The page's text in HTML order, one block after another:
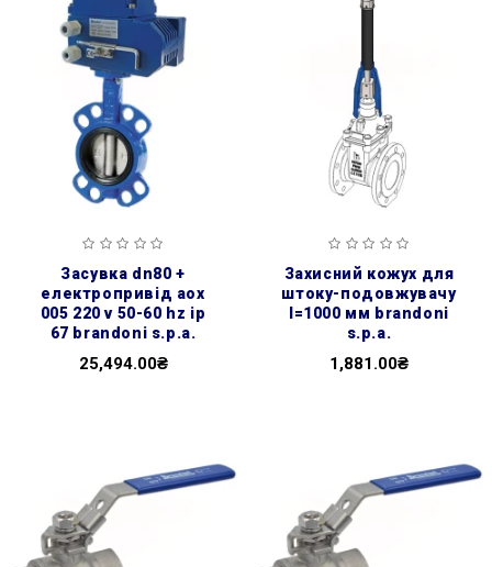
засувка dn80 +
електропривід aox
005 220 v 50-60 hz ip
67 brandoni s.p.a.
25,494.00₴
захисний кожух для
штоку-подовжувачу
l=1000 мм brandoni
s.p.a.
1,881.00₴